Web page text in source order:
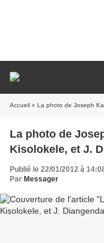
Accueil » La photo de Joseph
La photo de
Kisolokele, et J.
Publié le 22/01/2012 à
Par Messager